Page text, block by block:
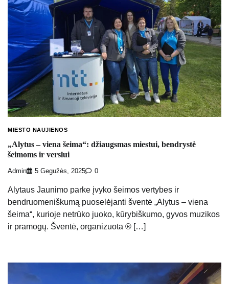
MIESTO NAUJIENOS
„Alytus – viena šeima“: džiaugsmas miestui, bendrystė
šeimoms ir verslui
Admin 5 Gegužės, 2025 0
Alytaus Jaunimo parke įvyko šeimos vertybes ir
bendruomeniškumą puoselėjanti šventė „Alytus – viena
šeima“, kurioje netrūko juoko, kūrybiškumo, gyvos muzikos
ir pramogų. Šventė, organizuota ® […]